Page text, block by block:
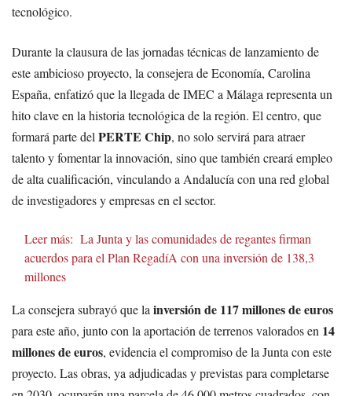
tecnológico.
Durante la clausura de las jornadas técnicas de lanzamiento de
este ambicioso proyecto, la consejera de Economía, Carolina
España, enfatizó que la llegada de IMEC a Málaga representa un
hito clave en la historia tecnológica de la región. El centro, que
formará parte delPERTE Chip, no solo servirá para atraer
talento y fomentar la innovación, sino que también creará empleo
de alta cualificación, vinculando a Andalucía con una red global
de investigadores y empresas en el sector.
Leer más: La Junta y las comunidades de regantes firman
acuerdos para el Plan RegadíA con una inversión de 138,3
millones
La consejera subrayó que lainversión de 117 millones de euros
para este año, junto con la aportación de terrenos valorados en 14
millones de euros, evidencia el compromiso de la Junta con este
proyecto. Las obras, ya adjudicadas y previstas para completarse